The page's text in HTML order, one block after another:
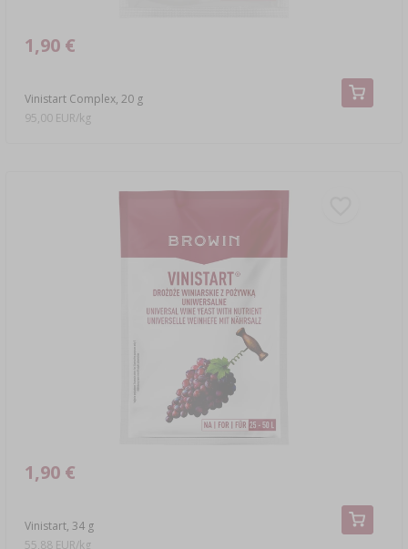
Vinistart Complex, 20 g
1,90 €
95,00 EUR/kg
Vinistart, 34 g
1,90 €
55,88 EUR/kg